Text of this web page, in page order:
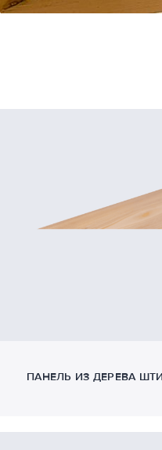
ПАНЕЛЬ ИЗ ДЕРЕВА